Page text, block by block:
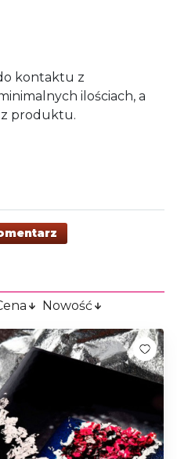
kontaktu z
ilościach, a
z produktu.
Nowość